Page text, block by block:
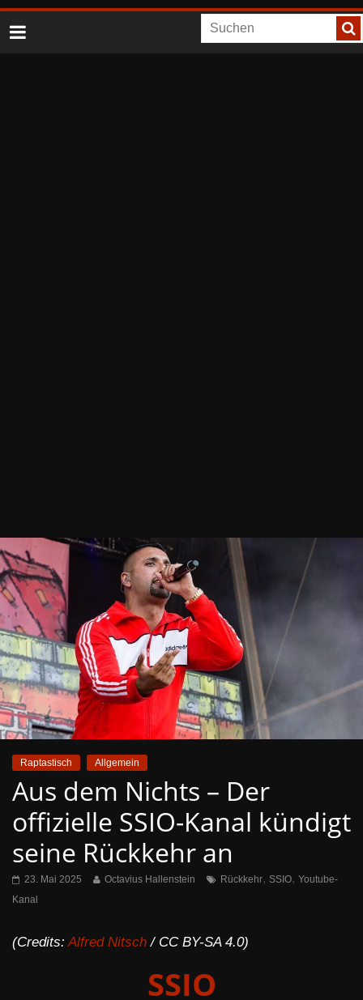
Raptastisch Allgemein
Aus dem Nichts – Der
offizielle SSIO-Kanal kündigt
seine Rückkehr an
23. Mai 2025 Octavius Hallenstein Rückkehr, SSIO, Youtube-
Kanal
(Credits:Alfred Nitsch / CC BY-SA 4.0)
SSIO